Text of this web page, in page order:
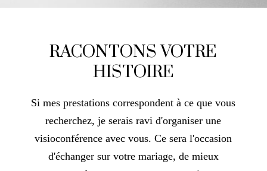
RACONTONS VOTRE
HISTOIRE
Si mes prestations correspondent à ce que vous
recherchez, je serais ravi d'organiser une
visioconférence avec vous. Ce sera l'occasion
d'échanger sur votre mariage, de mieux